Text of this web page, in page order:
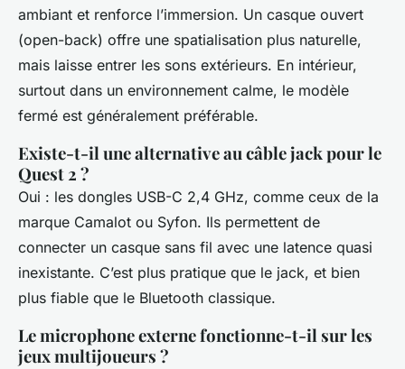
ambiant et renforce l’immersion. Un casque ouvert
(open-back) offre une spatialisation plus naturelle,
mais laisse entrer les sons extérieurs. En intérieur,
surtout dans un environnement calme, le modèle
fermé est généralement préférable.
Existe-t-il une alternative au câble jack pour le
Quest 2 ?
Oui : les dongles USB-C 2,4 GHz, comme ceux de la
marque Camalot ou Syfon. Ils permettent de
connecter un casque sans fil avec une latence quasi
inexistante. C’est plus pratique que le jack, et bien
plus fiable que le Bluetooth classique.
Le microphone externe fonctionne-t-il sur les
jeux multijoueurs ?